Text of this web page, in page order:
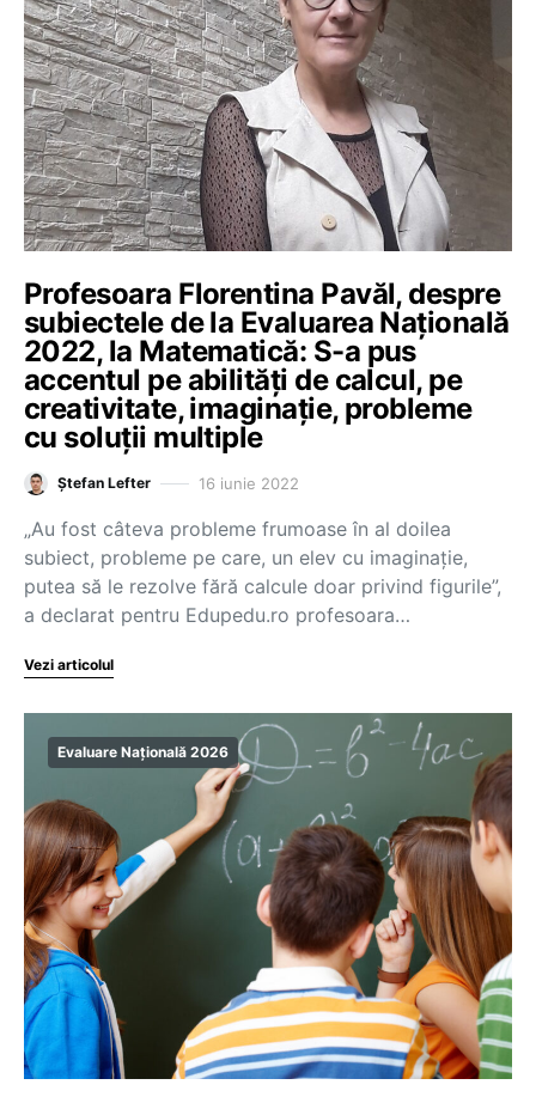
Profesoara Florentina Pavăl, despre
subiectele de la Evaluarea Națională
2022, la Matematică: S-a pus
accentul pe abilități de calcul, pe
creativitate, imaginație, probleme
cu soluții multiple
Ștefan Lefter 16 iunie 2022
„Au fost câteva probleme frumoase în al doilea
subiect, probleme pe care, un elev cu imaginație,
putea să le rezolve fără calcule doar privind figurile”,
a declarat pentru Edupedu.ro profesoara…
Vezi articolul
Evaluare Națională 2026